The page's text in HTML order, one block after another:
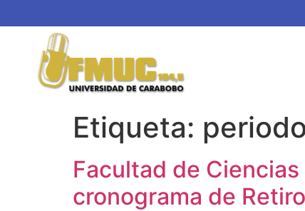
Etiqueta:
Facultad de Ciencias
cronograma de